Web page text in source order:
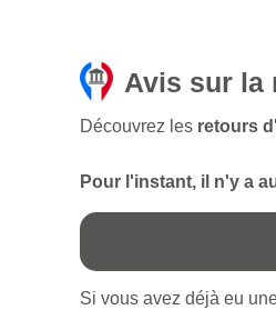
Avis sur la
Découvrez les retours
Pour l'instant, il n'y a
Si vous avez déjà eu